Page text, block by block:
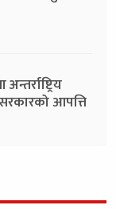
आपत्ति